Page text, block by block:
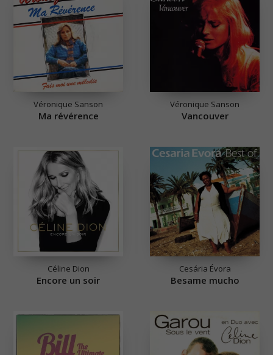
Véronique Sanson
Ma révérence
Véronique Sanson
Vancouver
Céline Dion
Encore un soir
Cesária Évora
Besame mucho